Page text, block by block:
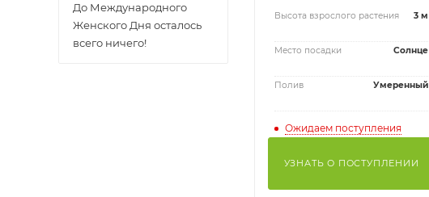
Высота взрослого растения 3 м
Место посадки Солнце
Полив Умеренный
Ожидаем поступления
УЗНАТЬ О ПОСТУПЛЕНИИ
До Международного
Женского Дня осталось
всего ничего!